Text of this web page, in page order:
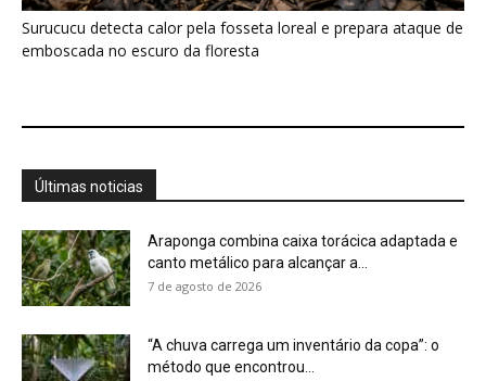
método que encontrou...
7 de agosto de 2026
A árvore que não deixa a água escapar ajuda
7 de agosto de 2026
7 de agosto de 2026